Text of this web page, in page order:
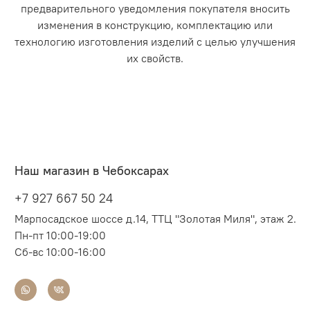
предварительного уведомления покупателя вносить
изменения в конструкцию, комплектацию или
технологию изготовления изделий с целью улучшения
их свойств.
Наш магазин в Чебоксарах
+7 927 667 50 24
Марпосадское шоссе д.14, ТТЦ "Золотая Миля", этаж 2.
Пн-пт 10:00-19:00
Сб-вс 10:00-16:00